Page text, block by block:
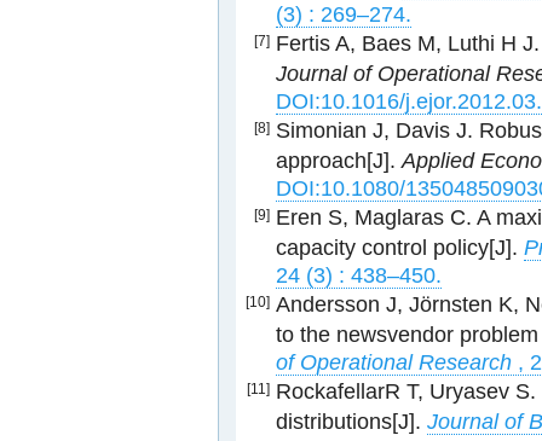
(3) : 269–274.
[7] Fertis A, Baes M, Luthi H
Journal of Operational
DOI:10.1016/
[8] Simonian J, Davis J.
approach[J]. Applied
DOI:10.1080/
[9] Eren S, Maglaras C. A
capacity control policy[J].
24 (3) : 438–450.
[10] Andersson J, Jörnsten K,
to the newsvendor
of Operational Research ,
[11] RockafellarR T, Uryasev
distributions[J]. Journal of